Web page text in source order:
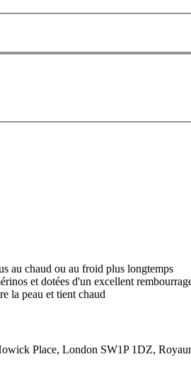
au chaud ou au froid plus longtemps
et dotées d'un excellent
la peau et tient chaud
Place, London SW1P 1DZ,